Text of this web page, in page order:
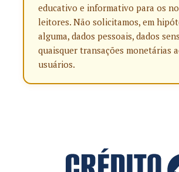
educativo e informativo para os
leitores. Não solicitamos, em
alguma, dados pessoais, dados
quaisquer transações monetárias
usuários.